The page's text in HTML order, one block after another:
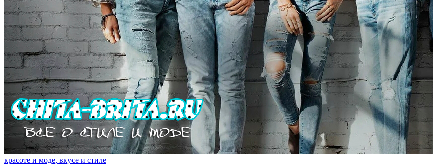
красоте и моде, вкусе и стиле